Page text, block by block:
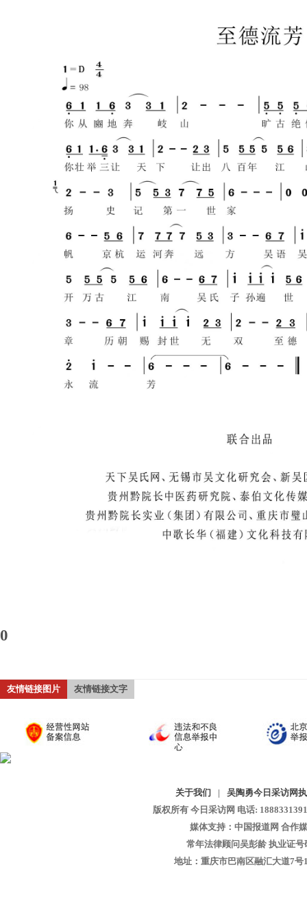
0
友情链接图片 友情链接文字
关于我们 |
吴陶勇今日采访网
版权所有 今日采访网 电话:
媒体支持：中国报道网 合作
常年法律顾问吴彭龄 执业证
地址：重庆市巴南区融汇大道7号